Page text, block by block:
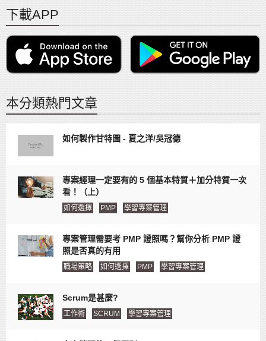
下載APP
本分類熱門文章
如何製作甘特圖 - 夏之洋/吳冠德
專案經理一定要有的 5 個基本特質＋加分特質一次
看！（上）
如何選擇 PMP 學習專案管理
專案管理需要考 PMP 證照嗎？幫你分析 PMP 證
照是否真的有用
職場策略 如何選擇 PMP 學習專案管理
Scrum是甚麼?
工作術 SCRUM 學習專案管理